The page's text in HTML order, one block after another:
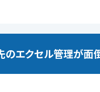
のエクセル管理が面